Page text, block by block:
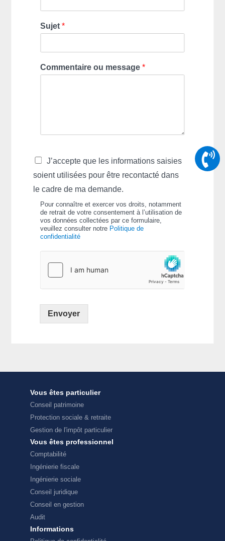
Sujet*
Commentaire ou message*
J’accepte que les informations saisies
soient utilisées pour être recontacté dans
le cadre de ma demande.
Pour connaître et exercer vos droits, notamment
de retrait de votre consentement à l’utilisation de
vos données collectées par ce formulaire,
veuillez consulter notre Politique de
confidentialité
Envoyer
Vous êtes particulier
Conseil patrimoine
Protection sociale & retraite
Gestion de l'impôt particulier
Vous êtes professionnel
Comptabilité
Ingénierie fiscale
Ingénierie sociale
Conseil juridique
Conseil en gestion
Audit
Informations